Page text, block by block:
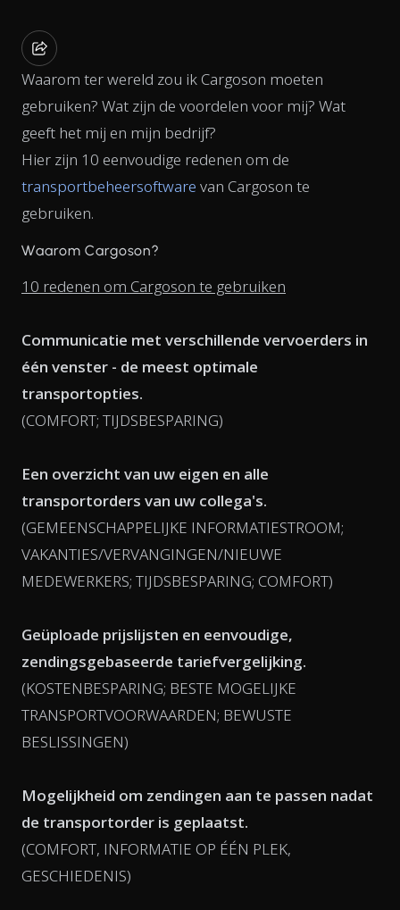
Waarom ter wereld zou ik Cargoson moeten
gebruiken? Wat zijn de voordelen voor mij? Wat
geeft het mij en mijn bedrijf?
Hier zijn 10 eenvoudige redenen om de
transportbeheersoftware van Cargoson te
gebruiken.
Waarom Cargoson?
10 redenen om Cargoson te gebruiken
Communicatie met verschillende vervoerders in
één venster - de meest optimale
transportopties.
(COMFORT; TIJDSBESPARING)
Een overzicht van uw eigen en alle
transportorders van uw collega's.
(GEMEENSCHAPPELIJKE INFORMATIESTROOM;
VAKANTIES/VERVANGINGEN/NIEUWE
MEDEWERKERS; TIJDSBESPARING; COMFORT)
Geüploade prijslijsten en eenvoudige,
zendingsgebaseerde tariefvergelijking.
(KOSTENBESPARING; BESTE MOGELIJKE
TRANSPORTVOORWAARDEN; BEWUSTE
BESLISSINGEN)
Mogelijkheid om zendingen aan te passen nadat
de transportorder is geplaatst.
(COMFORT, INFORMATIE OP ÉÉN PLEK,
GESCHIEDENIS)